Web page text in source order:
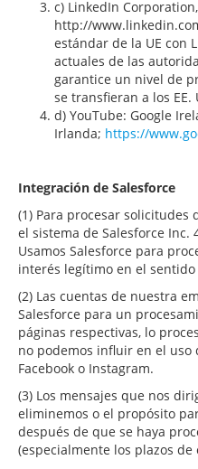
c) LinkedIn
http://
estándar de la UE con
actuales de las
garantice un nivel de
se transfieran a los EE.
d) YouTube: Google
Irlanda; https://
Integración de Salesforce
(1) Para procesar solicitudes
el sistema de Salesforce Inc.
Usamos Salesforce para
interés legítimo en el
(2) Las cuentas de nuestra
Salesforce para un
páginas respectivas, lo
no podemos influir en el uso
Facebook o Instagram.
(3) Los mensajes que nos
eliminemos o el propósito
después de que se haya
(especialmente los plazos